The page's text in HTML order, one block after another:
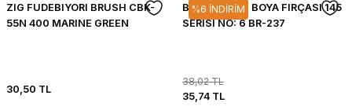
ZIG FUDEBIYORI BRUSH CBK-
55N 400 MARINE GREEN
30,50 TL
%6 İNDİRİM
BRONS SULU BOYA FIRÇASI 145
SERİSİ NO: 6 BR-237
38,02 TL
35,74 TL